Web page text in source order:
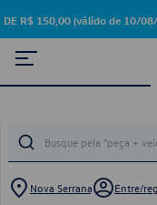
DE R$ 150,00 (válido de 10/
Nova Serrana Entre/